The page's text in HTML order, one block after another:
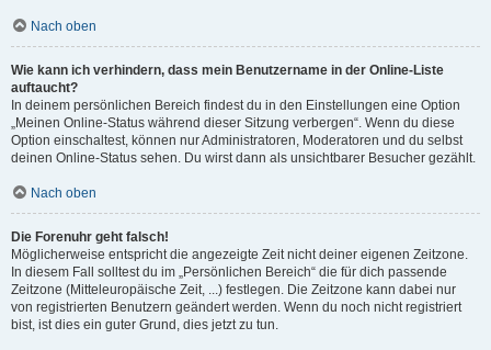
Nach oben
Wie kann ich verhindern, dass mein Benutzername in der Online-Liste
auftaucht?
In deinem persönlichen Bereich findest du in den Einstellungen eine Option
„Meinen Online-Status während dieser Sitzung verbergen“. Wenn du diese
Option einschaltest, können nur Administratoren, Moderatoren und du selbst
deinen Online-Status sehen. Du wirst dann als unsichtbarer Besucher gezählt.
Nach oben
Die Forenuhr geht falsch!
Möglicherweise entspricht die angezeigte Zeit nicht deiner eigenen Zeitzone.
In diesem Fall solltest du im „Persönlichen Bereich“ die für dich passende
Zeitzone (Mitteleuropäische Zeit, ...) festlegen. Die Zeitzone kann dabei nur
von registrierten Benutzern geändert werden. Wenn du noch nicht registriert
bist, ist dies ein guter Grund, dies jetzt zu tun.